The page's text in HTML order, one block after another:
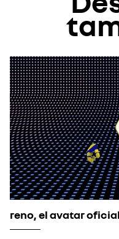
reno, el avatar